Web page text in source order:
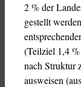
2 % der
gestellt
(Teilziel 1,4
nach Struktur
ausweisen